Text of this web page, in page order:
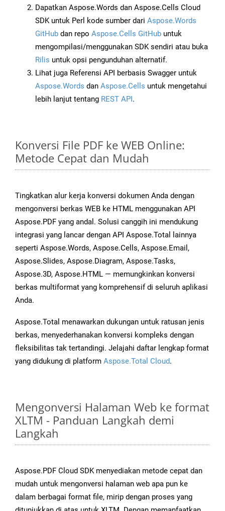
Dapatkan Aspose.Words dan Aspose.Cells Cloud
SDK untuk Perl kode sumber dari Aspose.Words
GitHub dan repo Aspose.Cells GitHub untuk
mengompilasi/menggunakan SDK sendiri atau buka
Rilis untuk opsi pengunduhan alternatif.
Lihat juga Referensi API berbasis Swagger untuk
Aspose.Words dan Aspose.Cells untuk mengetahui
lebih lanjut tentang REST API.
Konversi File PDF ke WEB Online:
Metode Cepat dan Mudah
Tingkatkan alur kerja konversi dokumen Anda dengan
mengonversi berkas WEB ke HTML menggunakan API
Aspose.PDF yang andal. Solusi canggih ini mendukung
integrasi yang lancar dengan API Aspose.Total lainnya
seperti Aspose.Words, Aspose.Cells, Aspose.Email,
Aspose.Slides, Aspose.Diagram, Aspose.Tasks,
Aspose.3D, Aspose.HTML — memungkinkan konversi
berkas multiformat yang komprehensif di seluruh aplikasi
Anda.
Aspose.Total menawarkan dukungan untuk ratusan jenis
berkas, menyederhanakan konversi kompleks dengan
fleksibilitas tak tertandingi. Jelajahi daftar lengkap format
yang didukung di platform Aspose.Total Cloud.
Mengonversi Halaman Web ke format
XLTM - Panduan Langkah demi
Langkah
Aspose.PDF Cloud SDK menyediakan metode cepat dan
mudah untuk mengonversi halaman web apa pun ke
dalam berbagai format file, mirip dengan proses yang